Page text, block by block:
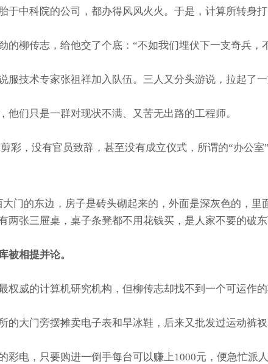
于中科院的公司，都办得风风火火。于是，计算所转身打
的柳传志，给他交了个底：“不如我们埋伏下一支奇兵
技术专家张祖祥加入队伍。三人又分头游说，拉起了一
们只是一群对现状不满、又苦无出路的工程师。
彩，没有官员致辞，甚至没有成立仪式，所谓的“办公
门的东边，房子是砖头砌起来的，外面是深灰色的，
两张三屉桌，桌子条凳都不用花钱买，是人家不要的破
被相提并论。
权威的计算机研究机构，但柳传志却找不到一个可运作
的大门旁摆摊卖电子表和旱冰鞋，后来又批发过运动裤衩
彩电，只要购进一倒手每台可以赚上1000元，便急忙